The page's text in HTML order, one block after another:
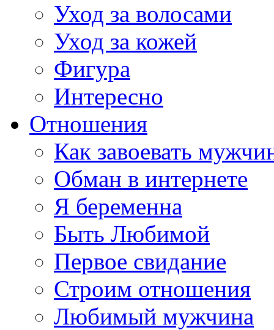
Уход за волосами
Уход за кожей
Фигура
Интересно
Отношения
Как завоевать
Обман в интернете
Я беременна
Быть Любимой
Первое свидание
Строим отношения
Любимый мужчина